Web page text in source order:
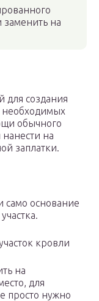
заменить на
для создания
необходимых
обычного
нанести на
заплатки.
само основание
кровли
на
для
просто нужно